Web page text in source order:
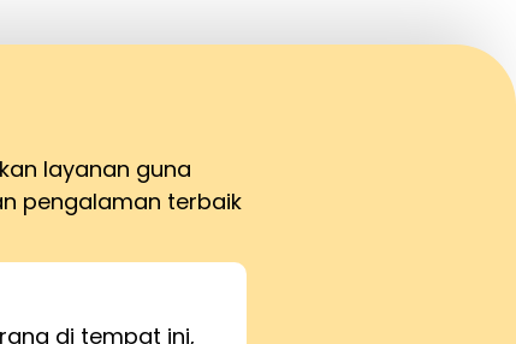
layanan guna
pengalaman terbaik
di tempat ini,